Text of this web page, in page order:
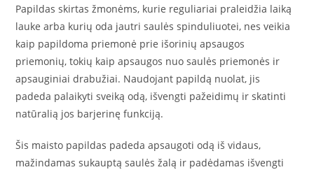
Papildas skirtas žmonėms, kurie reguliariai praleidžia laiką
lauke arba kurių oda jautri saulės spinduliuotei, nes veikia
kaip papildoma priemonė prie išorinių apsaugos
priemonių, tokių kaip apsaugos nuo saulės priemonės ir
apsauginiai drabužiai. Naudojant papildą nuolat, jis
padeda palaikyti sveiką odą, išvengti pažeidimų ir skatinti
natūralią jos barjerinę funkciją.
Šis maisto papildas padeda apsaugoti odą iš vidaus,
mažindamas sukauptą saulės žalą ir padėdamas išvengti